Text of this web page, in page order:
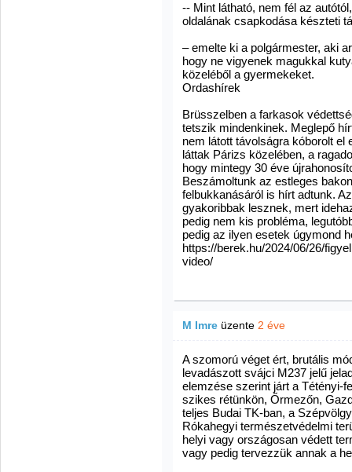
-- Mint látható, nem fél az
oldalának csapkodása készteti
– emelte ki a polgármester, aki
hogy ne vigyenek magukkal
közeléből a gyermekeket.
Ordashírek
Brüsszelben a farkasok
tetszik mindenkinek. Meglepő
nem látott távolságra kóborolt
láttak Párizs közelében, a
hogy mintegy 30 éve
Beszámoltunk az estleges
felbukkanásáról is hírt adtunk.
gyakoribbak lesznek, mert
pedig nem kis probléma,
pedig az ilyen esetek úgymond
https://berek.hu/2024/06/26/
video/
M Imre üzente 2 éve
A szomorú véget ért, brutális
levadászott svájci M237 jelű
elemzése szerint járt a Tétényi-
szikes rétünkön, Őrmezőn,
teljes Budai TK-ban, a
Rókahegyi természetvédelmi
helyi vagy országosan védett
vagy pedig tervezzük annak a